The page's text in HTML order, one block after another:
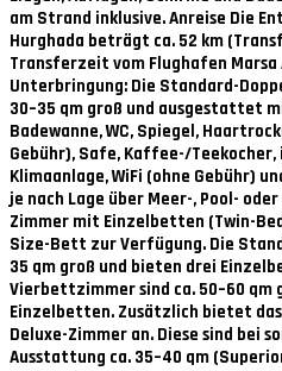
am Strand inklusive. Anreise Die
Hurghada beträgt ca. 52 km
Transferzeit vom Flughafen
Unterbringung: Die Standard-
30–35 qm groß und ausgestattet
Badewanne, WC, Spiegel,
Gebühr), Safe, Kaffee-/
Klimaanlage, WiFi (ohne Gebühr)
je nach Lage über Meer-, Pool-
Zimmer mit Einzelbetten (Twin-
Size-Bett zur Verfügung. Die
35 qm groß und bieten drei
Vierbettzimmer sind ca. 50–60 qm
Einzelbetten. Zusätzlich bietet
Deluxe-Zimmer an. Diese sind bei
Ausstattung ca. 35–40 qm